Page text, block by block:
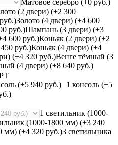
Матовое серебро (+0 руб.)
(2 двери) (+2 300
Золото (4 двери) (+4 600
руб.)Шампань (3 двери) (+3
600 руб.)Коньяк (2 двери) (+2
руб.)Коньяк (4 двери) (+4
(+4 320 руб.)Венге тёмный (3
(4 двери) (+8 640 руб.)
(+5 940 руб.)
1 консоль (+5
1 светильник (1000-
(1000-1800 мм) (+3 240
мм) (+4 320 руб.)3 светильника